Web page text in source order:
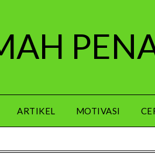
ARTIKEL MOTIVASI